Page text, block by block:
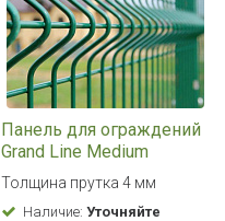
Панель для ограждений
Grand Line Medium
0,63x2,5 RAL 6005
(зеленый)
Толщина прутка 4 мм
Наличие:Уточняйте